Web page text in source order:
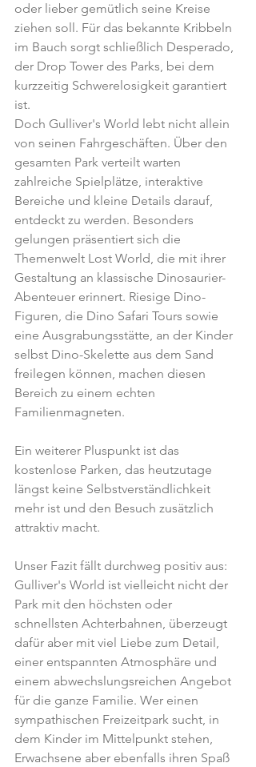
oder lieber gemütlich seine Kreise
ziehen soll. Für das bekannte Kribbeln
im Bauch sorgt schließlich Desperado,
der Drop Tower des Parks, bei dem
kurzzeitig Schwerelosigkeit garantiert
ist.
Doch Gulliver's World lebt nicht allein
von seinen Fahrgeschäften. Über den
gesamten Park verteilt warten
zahlreiche Spielplätze, interaktive
Bereiche und kleine Details darauf,
entdeckt zu werden. Besonders
gelungen präsentiert sich die
Themenwelt Lost World, die mit ihrer
Gestaltung an klassische Dinosaurier-
Abenteuer erinnert. Riesige Dino-
Figuren, die Dino Safari Tours sowie
eine Ausgrabungsstätte, an der Kinder
selbst Dino-Skelette aus dem Sand
freilegen können, machen diesen
Bereich zu einem echten
Familienmagneten.
Ein weiterer Pluspunkt ist das
kostenlose Parken, das heutzutage
längst keine Selbstverständlichkeit
mehr ist und den Besuch zusätzlich
attraktiv macht.
Unser Fazit fällt durchweg positiv aus:
Gulliver's World ist vielleicht nicht der
Park mit den höchsten oder
schnellsten Achterbahnen, überzeugt
dafür aber mit viel Liebe zum Detail,
einer entspannten Atmosphäre und
einem abwechslungsreichen Angebot
für die ganze Familie. Wer einen
sympathischen Freizeitpark sucht, in
dem Kinder im Mittelpunkt stehen,
Erwachsene aber ebenfalls ihren Spaß